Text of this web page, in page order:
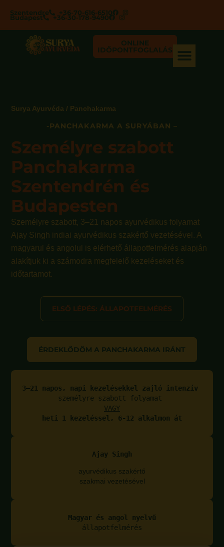
Szentendre +36-70-616-6510
Budapest +36-30-178-9490
ONLINE
IDŐPONTFOGLALÁS
Surya Ayurvéda / Panchakarma
-PANCHAKARMA A SURYÁBAN –
Személyre szabott
Panchakarma
Szentendrén és
Budapesten
Személyre szabott, 3–21 napos ayurvédikus folyamat
Ajay Singh indiai ayurvédikus szakértő vezetésével. A
magyarul és angolul is elérhető állapotfelmérés alapján
alakítjuk ki a számodra megfelelő kezeléseket és
időtartamot.
ELSŐ LÉPÉS: ÁLLAPOTFELMÉRÉS
ÉRDEKLŐDÖM A PANCHAKARMA IRÁNT
3–21 napos, napi kezelésekkel zajló intenzív
személyre szabott folyamat
VAGY
heti 1 kezeléssel, 6-12 alkalmon át
Ajay Singh
ayurvédikus szakértő
szakmai vezetésével
Magyar és angol nyelvű
állapotfelmérés